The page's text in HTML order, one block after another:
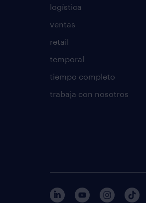
logística
ventas
retail
temporal
tiempo completo
trabaja con nosotros